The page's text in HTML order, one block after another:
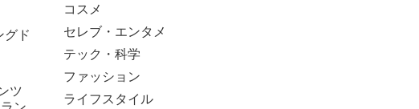
ド
ツ
コスメ
セレブ・エンタメ
テック・科学
ファッション
ライフスタイル